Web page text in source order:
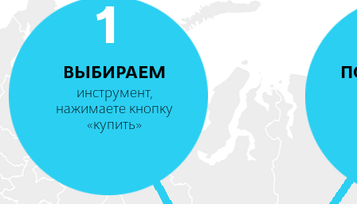
1
ВЫБИРАЕМ
инструмент,
нажимаете кнопку
«купить»